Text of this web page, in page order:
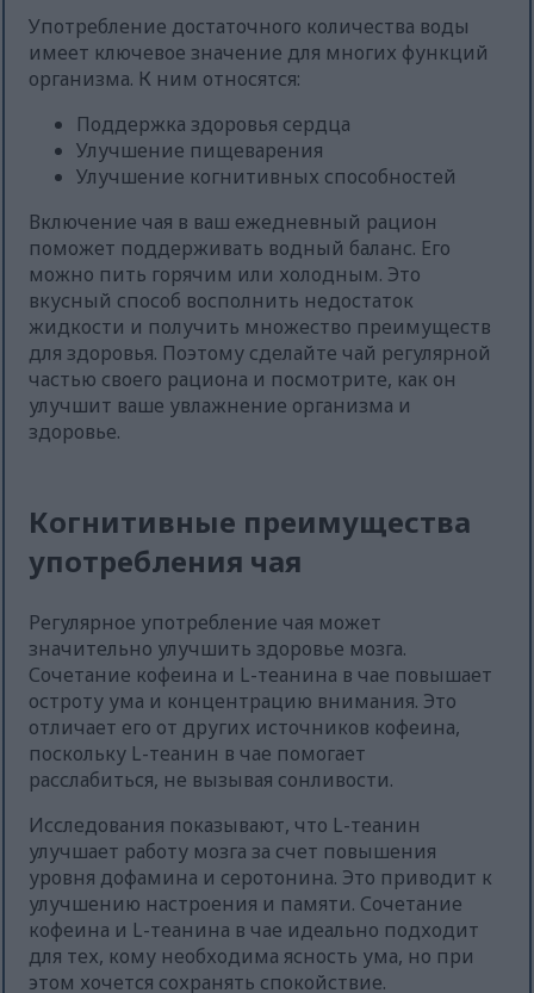
Употребление достаточного количества воды
имеет ключевое значение для многих функций
организма. К ним относятся:
Поддержка здоровья сердца
Улучшение пищеварения
Улучшение когнитивных способностей
Включение чая в ваш ежедневный рацион
поможет поддерживать водный баланс. Его
можно пить горячим или холодным. Это
вкусный способ восполнить недостаток
жидкости и получить множество преимуществ
для здоровья. Поэтому сделайте чай регулярной
частью своего рациона и посмотрите, как он
улучшит ваше увлажнение организма и
здоровье.
Когнитивные преимущества
употребления чая
Регулярное употребление чая может
значительно улучшить здоровье мозга.
Сочетание кофеина и L-теанина в чае повышает
остроту ума и концентрацию внимания. Это
отличает его от других источников кофеина,
поскольку L-теанин в чае помогает
расслабиться, не вызывая сонливости.
Исследования показывают, что L-теанин
улучшает работу мозга за счет повышения
уровня дофамина и серотонина. Это приводит к
улучшению настроения и памяти. Сочетание
кофеина и L-теанина в чае идеально подходит
для тех, кому необходима ясность ума, но при
этом хочется сохранять спокойствие.